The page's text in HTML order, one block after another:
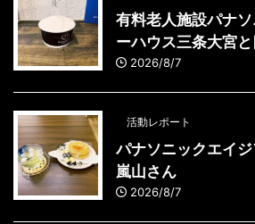
有料老人施設パナ
ーハウス三条大宮
2026/8/7
活動レポート
パナソニックエイ
嵐山さん
2026/8/7